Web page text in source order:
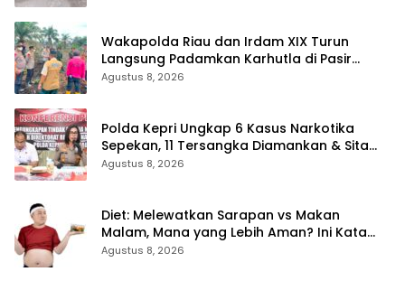
Wakapolda Riau dan Irdam XIX Turun
Langsung Padamkan Karhutla di Pasir
Limau Kapas Rohil
Agustus 8, 2026
Polda Kepri Ungkap 6 Kasus Narkotika
Sepekan, 11 Tersangka Diamankan & Sita
402 Gram Sabu
Agustus 8, 2026
Diet: Melewatkan Sarapan vs Makan
Malam, Mana yang Lebih Aman? Ini Kata
Dokter
Agustus 8, 2026